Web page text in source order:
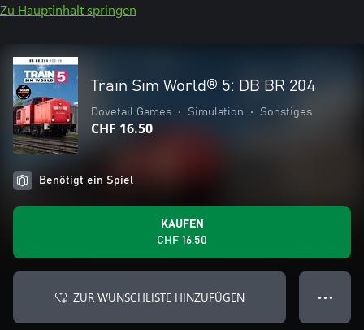
Zu Hauptinhalt springen
Train Sim World® 5: DB BR 204
Dovetail Games • Simulation • Sonstiges
CHF 16.50
Benötigt ein Spiel
KAUFEN
CHF 16.50
ZUR WUNSCHLISTE HINZUFÜGEN ● ● ●